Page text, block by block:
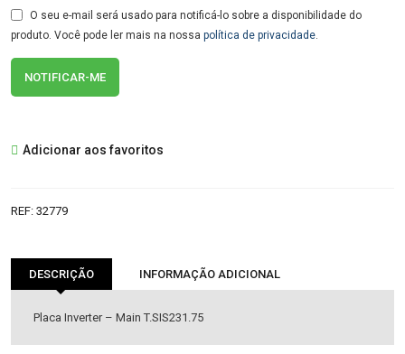
O seu e-mail será usado para notificá-lo sobre a disponibilidade do
produto. Você pode ler mais na nossa política de privacidade.
Adicionar aos favoritos
REF: 32779
DESCRIÇÃO INFORMAÇÃO ADICIONAL
Placa Inverter – Main T.SIS231.75